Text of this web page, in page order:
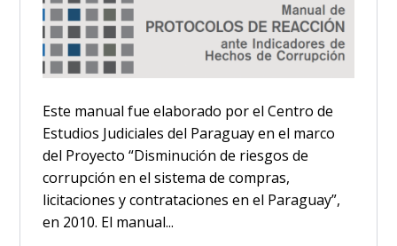
Este manual fue elaborado por el Centro de
Estudios Judiciales del Paraguay en el marco
del Proyecto “Disminución de riesgos de
corrupción en el sistema de compras,
licitaciones y contrataciones en el Paraguay”,
en 2010. El manual...